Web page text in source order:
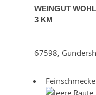
WEINGUT
3 KM
67598,